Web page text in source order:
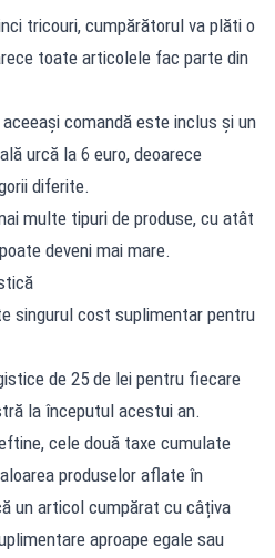
tricouri, cumpărătorul va plăti o
toate articolele fac parte din
comandă este inclus și un
urcă la 6 euro, deoarece
diferite.
multe tipuri de produse, cu atât
deveni mai mare.
singurul cost suplimentar pentru
de 25 de lei pentru fiecare
la începutul acestui an.
cele două taxe cumulate
produselor aflate în
un articol cumpărat cu câțiva
aproape egale sau